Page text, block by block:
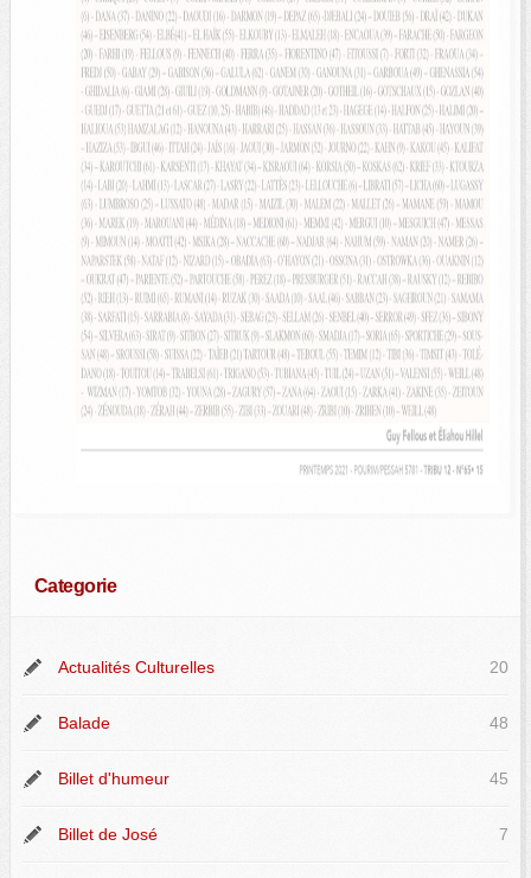
Categorie
Actualités Culturelles 20
Balade 48
Billet d'humeur 45
Billet de José 7